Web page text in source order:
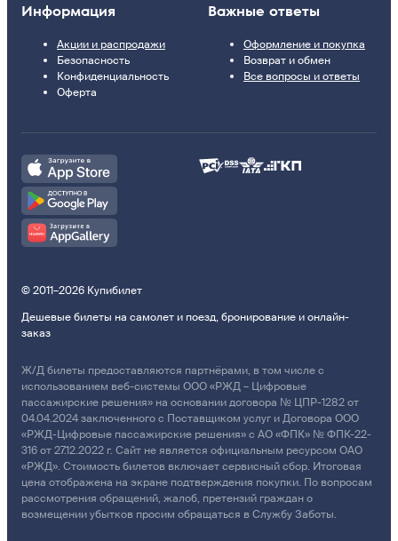
Информация
Акции и распродажи
Безопасность
Конфиденциальность
Оферта
Важные ответы
Оформление и покупка
Возврат и обмен
Все вопросы и ответы
© 2011–2026 Купибилет
Дешевые билеты на самолет и поезд, бронирование и онлайн-
заказ
Ж/Д билеты предоставляются партнёрами, в том числе с
использованием веб-системы ООО «РЖД – Цифровые
пассажирские решения» на основании договора № ЦПР-1282 от
04.04.2024 заключенного с Поставщиком услуг и Договора ООО
«РЖД-Цифровые пассажирские решения» с АО «ФПК» № ФПК-22-
316 от 27.12.2022 г. Сайт не является официальным ресурсом ОАО
«РЖД». Стоимость билетов включает сервисный сбор. Итоговая
цена отображена на экране подтверждения покупки. По вопросам
рассмотрения обращений, жалоб, претензий граждан о
возмещении убытков просим обращаться в Службу Заботы.